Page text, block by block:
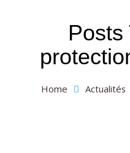
Posts
Home Actualités